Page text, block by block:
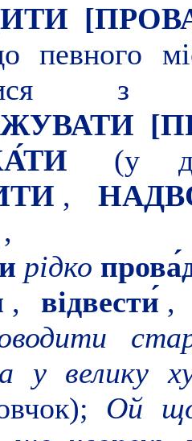
певного
(у
,
,
рідко
, відвести́ ,
у велику
Ой